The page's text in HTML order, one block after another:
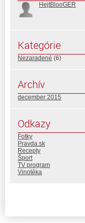
HejtBlooGER
Kategórie
Nezaradené (6)
Archív
december 2015
Odkazy
Fotky
Pravda.sk
Recepty
Šport
TV program
Vinotéka